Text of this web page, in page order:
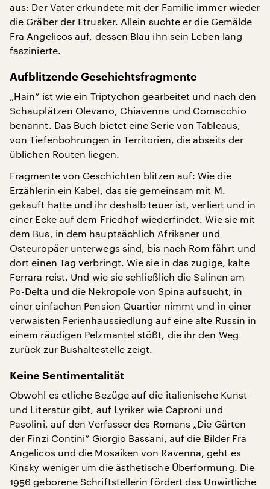
aus: Der Vater erkundete mit der Familie immer wieder
die Gräber der Etrusker. Allein suchte er die Gemälde
Fra Angelicos auf, dessen Blau ihn sein Leben lang
faszinierte.
Aufblitzende Geschichtsfragmente
„Hain“ ist wie ein Triptychon gearbeitet und nach den
Schauplätzen Olevano, Chiavenna und Comacchio
benannt. Das Buch bietet eine Serie von Tableaus,
von Tiefenbohrungen in Territorien, die abseits der
üblichen Routen liegen.
Fragmente von Geschichten blitzen auf: Wie die
Erzählerin ein Kabel, das sie gemeinsam mit M.
gekauft hatte und ihr deshalb teuer ist, verliert und in
einer Ecke auf dem Friedhof wiederfindet. Wie sie mit
dem Bus, in dem hauptsächlich Afrikaner und
Osteuropäer unterwegs sind, bis nach Rom fährt und
dort einen Tag verbringt. Wie sie in das zugige, kalte
Ferrara reist. Und wie sie schließlich die Salinen am
Po-Delta und die Nekropole von Spina aufsucht, in
einer einfachen Pension Quartier nimmt und in einer
verwaisten Ferienhaussiedlung auf eine alte Russin in
einem räudigen Pelzmantel stößt, die ihr den Weg
zurück zur Bushaltestelle zeigt.
Keine Sentimentalität
Obwohl es etliche Bezüge auf die italienische Kunst
und Literatur gibt, auf Lyriker wie Caproni und
Pasolini, auf den Verfasser des Romans „Die Gärten
der Finzi Contini“ Giorgio Bassani, auf die Bilder Fra
Angelicos und die Mosaiken von Ravenna, geht es
Kinsky weniger um die ästhetische Überformung. Die
1956 geborene Schriftstellerin fördert das Unwirtliche